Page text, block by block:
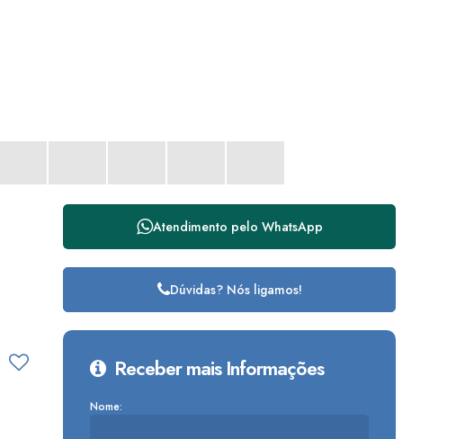
Atendimento pelo WhatsApp
Dúvidas? Nós ligamos!
Receber mais Informações
Nome: